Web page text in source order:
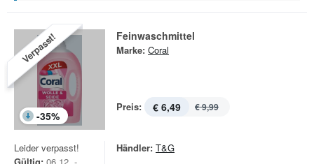
Verpasst!
-35%
Feinwaschmittel
Marke: Coral
Preis: € 6,49 € 9,99
Leider verpasst!
Händler: T&G